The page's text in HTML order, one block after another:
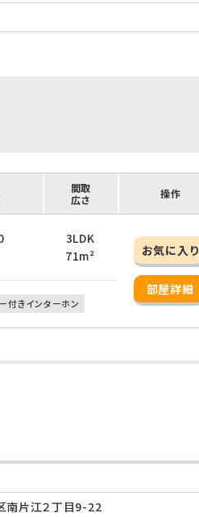
間取
広さ
操作
3LDK
71m²
お気に入り
部屋詳細
付きインターホン
南片江２丁目9-22